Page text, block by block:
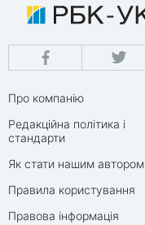
Про компанію
Редакційна політика і
стандарти
Як стати нашим автором
Правила користування
Правова інформація